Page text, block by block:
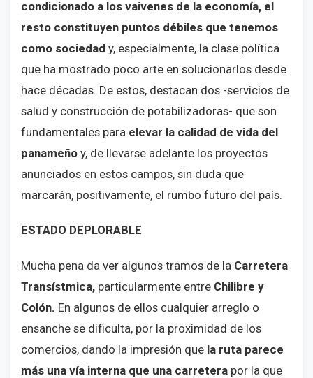
condicionado a los vaivenes de la economía, el
resto constituyen puntos débiles que tenemos
como sociedad y, especialmente, la clase política
que ha mostrado poco arte en solucionarlos desde
hace décadas. De estos, destacan dos -servicios de
salud y construcción de potabilizadoras- que son
fundamentales para elevar la calidad de vida del
panameño y, de llevarse adelante los proyectos
anunciados en estos campos, sin duda que
marcarán, positivamente, el rumbo futuro del país.
ESTADO DEPLORABLE
Mucha pena da ver algunos tramos de la Carretera
Transístmica, particularmente entre Chilibre y
Colón. En algunos de ellos cualquier arreglo o
ensanche se dificulta, por la proximidad de los
comercios, dando la impresión que la ruta parece
más una vía interna que una carretera por la que